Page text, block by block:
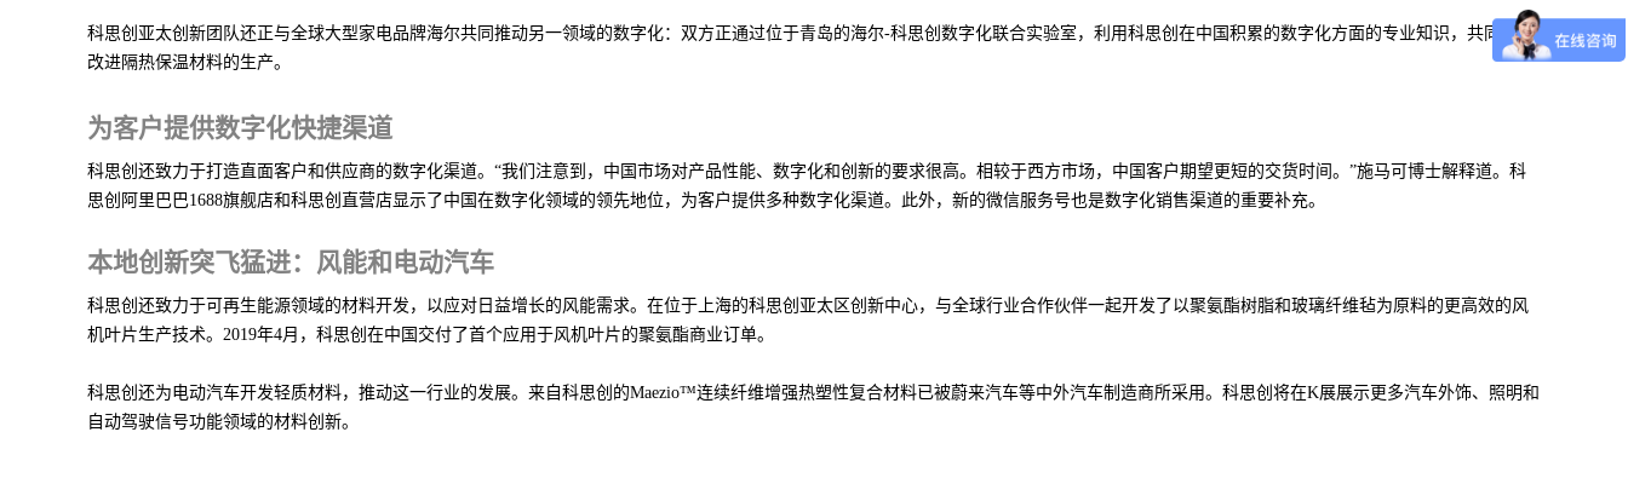
科思创亚太创新团队还正与全球大型家电品牌海尔共同推动另一领域的数字化：双方正通过位于青岛的海尔-科思创数字化联合实验室，利用科思创在中国积累的数字化方面的专业知识，共同研究
改进隔热保温材料的生产。
为客户提供数字化快捷渠道
科思创还致力于打造直面客户和供应商的数字化渠道。“我们注意到，中国市场对产品性能、数字化和创新的要求很高。相较于西方市场，中国客户期望更短的交货时间。”施马可博士解释道。科
思创阿里巴巴1688旗舰店和科思创直营店显示了中国在数字化领域的领先地位，为客户提供多种数字化渠道。此外，新的微信服务号也是数字化销售渠道的重要补充。
本地创新突飞猛进：风能和电动汽车
科思创还致力于可再生能源领域的材料开发，以应对日益增长的风能需求。在位于上海的科思创亚太区创新中心，与全球行业合作伙伴一起开发了以聚氨酯树脂和玻璃纤维毡为原料的更高效的风
机叶片生产技术。2019年4月，科思创在中国交付了首个应用于风机叶片的聚氨酯商业订单。
科思创还为电动汽车开发轻质材料，推动这一行业的发展。来自科思创的Maezio™连续纤维增强热塑性复合材料已被蔚来汽车等中外汽车制造商所采用。科思创将在K展展示更多汽车外饰、照明和
自动驾驶信号功能领域的材料创新。